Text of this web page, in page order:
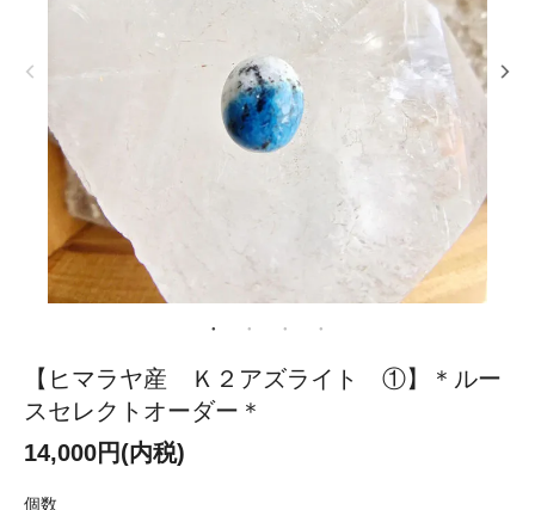
【ヒマラヤ産 Ｋ２アズライト ①】＊ルー
スセレクトオーダー＊
14,000円(内税)
個数